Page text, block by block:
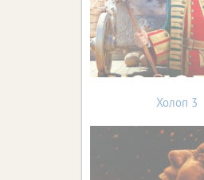
Холоп 3